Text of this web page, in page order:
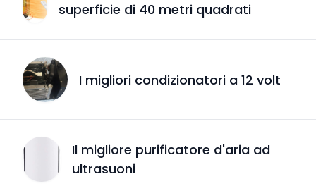
superficie di 40 metri quadrati
I migliori condizionatori a 12 volt
Il migliore purificatore d'aria ad
ultrasuoni